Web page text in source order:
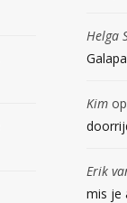
Helga
Kimop
Erik
mis je